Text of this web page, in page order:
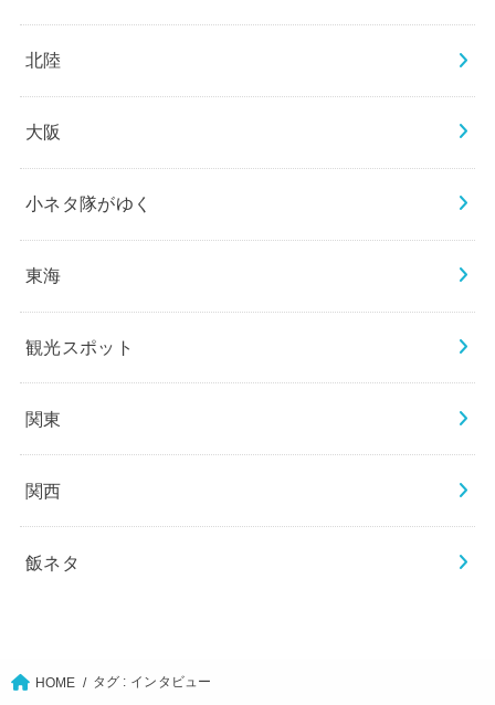
北陸
大阪
小ネタ隊がゆく
東海
観光スポット
関東
関西
飯ネタ
HOME タグ : インタビュー